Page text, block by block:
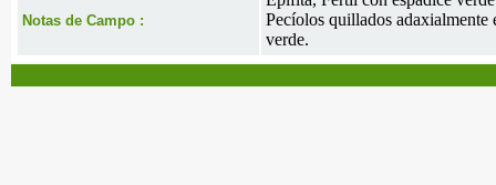
Notas de Campo :
Pecíolos quillados adaxialmente
verde.